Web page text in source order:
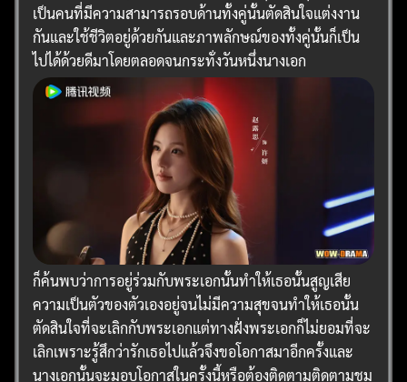
เป็นคนที่มีความสามารถรอบด้านทั้งคู่นั้นตัดสินใจแต่งงาน
กันและใช้ชีวิตอยู่ด้วยกันและภาพลักษณ์ของทั้งคู่นั้นก็เป็น
ไปได้ด้วยดีมาโดยตลอดจนกระทั่งวันหนึ่งนางเอก
ก็ค้นพบว่าการอยู่ร่วมกับพระเอกนั้นทำให้เธอนั้นสูญเสีย
ความเป็นตัวของตัวเองอยู่จนไม่มีความสุขจนทำให้เธอนั้น
ตัดสินใจที่จะเลิกกับพระเอกแต่ทางฝั่งพระเอกก็ไม่ยอมที่จะ
เลิกเพราะรู้สึกว่ารักเธอไปแล้วจึงขอโอกาสมาอีกครั้งและ
นางเอกนั้นจะมอบโอกาสในครั้งนี้หรือต้องติดตามติดตามชม